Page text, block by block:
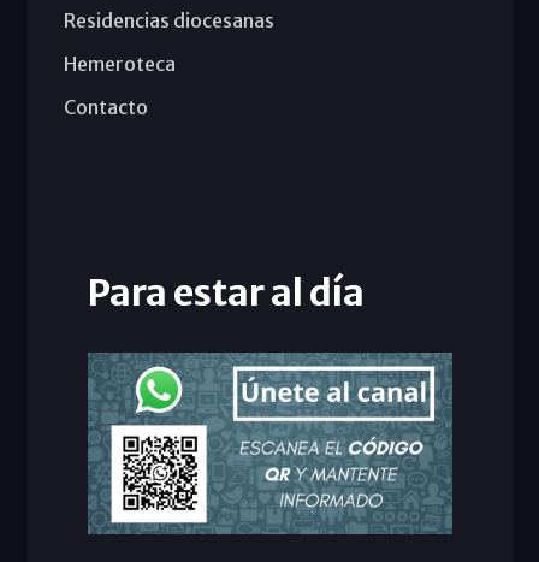
Residencias diocesanas
Hemeroteca
Contacto
Para estar al día